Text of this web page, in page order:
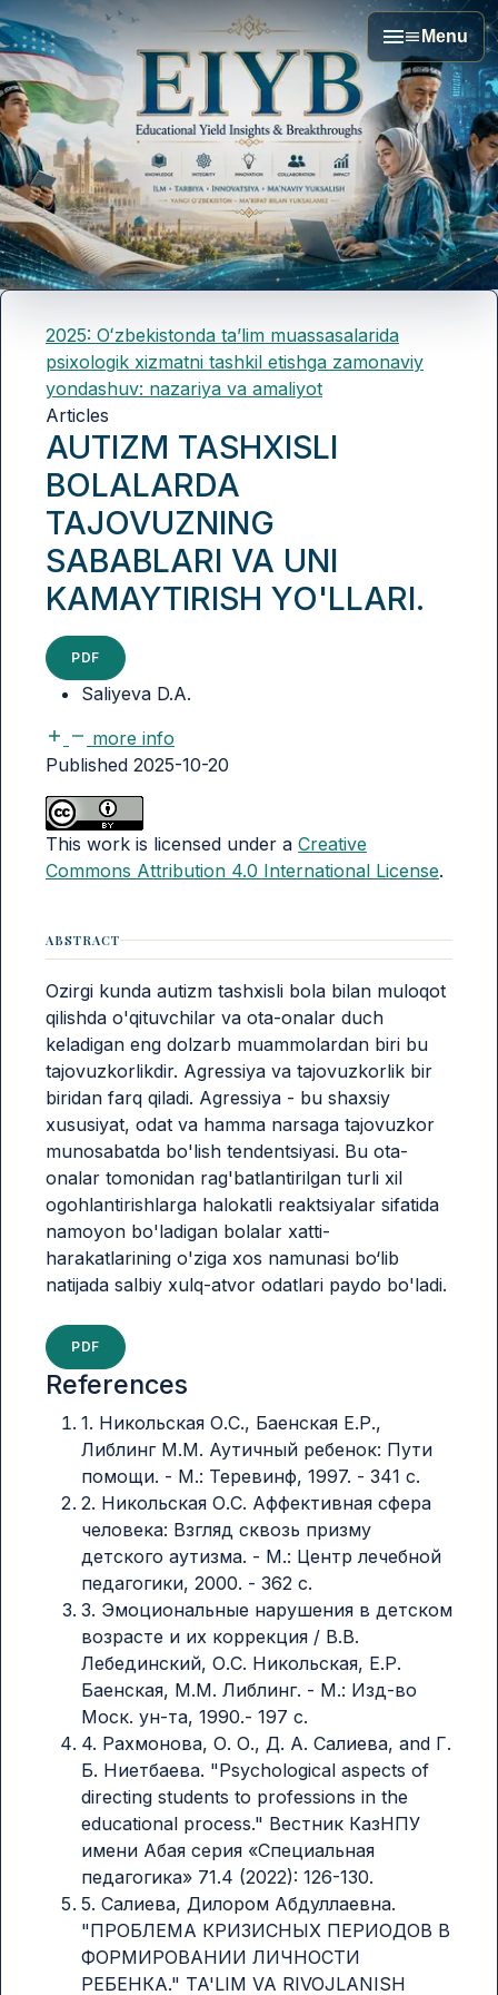
Menu
2025: Oʻzbekistonda taʼlim muassasalarida
psixologik xizmatni tashkil etishga zamonaviy
yondashuv: nazariya va amaliyot
Articles
AUTIZM TASHXISLI
BOLALARDA
TAJOVUZNING
SABABLARI VA UNI
KAMAYTIRISH YO'LLARI.
PDF
Saliyeva D.A.
more info
Published 2025-10-20
This work is licensed under a Creative
Commons Attribution 4.0 International License.
ABSTRACT
Ozirgi kunda autizm tashxisli bola bilan muloqot
qilishda o'qituvchilar va ota-onalar duch
keladigan eng dolzarb muammolardan biri bu
tajovuzkorlikdir. Agressiya va tajovuzkorlik bir
biridan farq qiladi. Agressiya - bu shaxsiy
xususiyat, odat va hamma narsaga tajovuzkor
munosabatda bo'lish tendentsiyasi. Bu ota-
onalar tomonidan rag'batlantirilgan turli xil
ogohlantirishlarga halokatli reaktsiyalar sifatida
namoyon bo'ladigan bolalar xatti-
harakatlarining o'ziga xos namunasi bo‘lib
natijada salbiy xulq-atvor odatlari paydo bo'ladi.
PDF
References
1. Никольская О.C., Баенская Е.Р.,
Либлинг М.М. Аутичный ребенок: Пути
помощи. - М.: Теревинф, 1997. - 341 с.
2. Никольская О.С. Аффективная сфера
человека: Взгляд сквозь призму
детского аутизма. - М.: Центр лечебной
педагогики, 2000. - 362 с.
3. Эмоциональные нарушения в детском
возрасте и их коррекция / В.В.
Лебединский, О.С. Никольская, Е.Р.
Баенская, М.М. Либлинг. - М.: Изд-во
Моск. ун-та, 1990.- 197 с.
4. Рахмонова, О. О., Д. А. Салиева, and Г.
Б. Ниетбаева. "Psychological aspects of
directing students to professions in the
educational process." Вестник КазНПУ
имени Абая серия «Специальная
педагогика» 71.4 (2022): 126-130.
5. Салиева, Дилором Абдуллаевна.
"ПРОБЛЕМА КРИЗИСНЫХ ПЕРИОДОВ В
ФОРМИРОВАНИИ ЛИЧНОСТИ
РЕБЕНКА." TA'LIM VA RIVOJLANISH